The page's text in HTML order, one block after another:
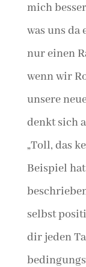
mich
was uns da
nur einen
wenn wir
unsere
denkt sich
„Toll, das
Beispiel
selbst
dir jeden